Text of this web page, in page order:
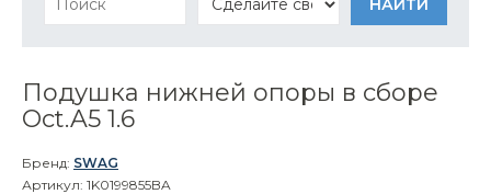
Подушка нижней опоры в сборе
Oct.A5 1.6
Бренд: SWAG
Артикул: 1K0199855BA